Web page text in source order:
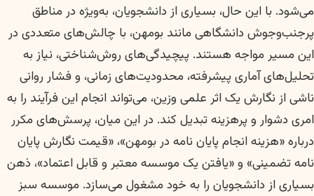
می‌شود. با این حال، بسیاری از دانشجویان، به‌ویژه در مناطق
پرجنب‌وجوش دانشگاهی مانند بومهن، با چالش‌های متعددی در
این مسیر مواجه هستند. پیچیدگی‌های روش‌شناختی، نیاز به
تحلیل‌های آماری پیشرفته، محدودیت‌های زمانی، و فشار روانی
ناشی از نگارش یک اثر علمی وزین، می‌تواند انجام این فرآیند را به
امری دشوار و پرهزینه تبدیل کند. در این میان، پرسش‌های مکرر
درباره «هزینه انجام پایان نامه در بومهن»، «قیمت نگارش پایان
نامه تضمینی» و «یافتن یک موسسه معتبر و قابل اعتماد»، ذهن
بسیاری از دانشجویان را به خود مشغول می‌سازد. موسسه سبز